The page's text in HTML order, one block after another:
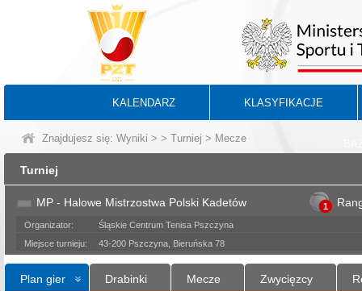
KALENDARZ KLASYFIKACJE
Znajdujesz się: Wyniki > > Turniej > Mecze
Turniej
MP - Halowe Mistrzostwa Polski Kadetów 1
Organizator:
Śląskie Centrum Tenisa Pszczyna
Miejsce turnieju:
43-200 Pszczyna, Bieruńska 78
Plan gier Drabinki Mecze Zwycięzcy